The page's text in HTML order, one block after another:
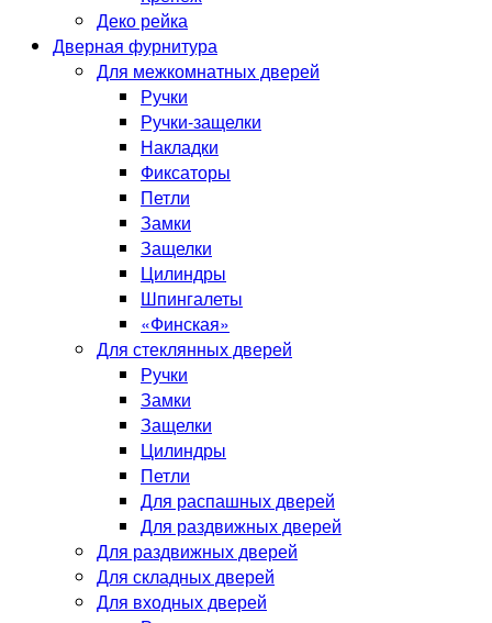
Деко рейка
Дверная фурнитура
Для межкомнатных дверей
Ручки
Ручки-защелки
Накладки
Фиксаторы
Петли
Замки
Защелки
Цилиндры
Шпингалеты
«Финская»
Для стеклянных дверей
Ручки
Замки
Защелки
Цилиндры
Петли
Для распашных дверей
Для раздвижных дверей
Для раздвижных дверей
Для складных дверей
Для входных дверей